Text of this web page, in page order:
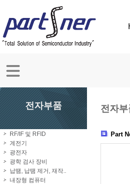
전자부품
RF/IF 및 RFID
계전기
광전자
광학 검사 장비
납땜, 납땜 제거, 재작..
내장형 컴퓨터
전자
Part